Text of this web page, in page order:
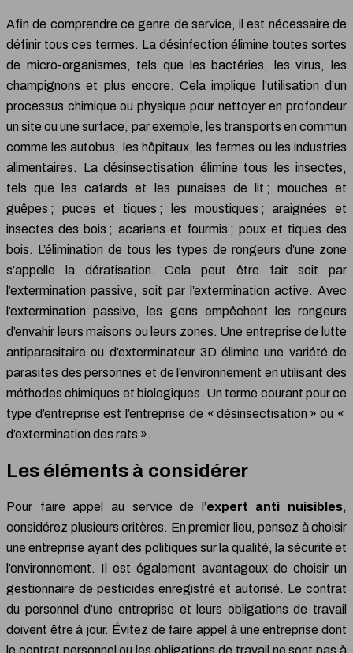
Afin de comprendre ce genre de service, il est nécessaire de
définir tous ces termes. La désinfection élimine toutes sortes
de micro-organismes, tels que les bactéries, les virus, les
champignons et plus encore. Cela implique l’utilisation d’un
processus chimique ou physique pour nettoyer en profondeur
un site ou une surface, par exemple, les transports en commun
comme les autobus, les hôpitaux, les fermes ou les industries
alimentaires. La désinsectisation élimine tous les insectes,
tels que les cafards et les punaises de lit ; mouches et
guêpes ; puces et tiques ; les moustiques ; araignées et
insectes des bois ; acariens et fourmis ; poux et tiques des
bois. L’élimination de tous les types de rongeurs d’une zone
s’appelle la dératisation. Cela peut être fait soit par
l’extermination passive, soit par l’extermination active. Avec
l’extermination passive, les gens empêchent les rongeurs
d’envahir leurs maisons ou leurs zones. Une entreprise de lutte
antiparasitaire ou d’exterminateur 3D élimine une variété de
parasites des personnes et de l’environnement en utilisant des
méthodes chimiques et biologiques. Un terme courant pour ce
type d’entreprise est l’entreprise de « désinsectisation » ou «
d’extermination des rats ».
Les éléments à considérer
Pour faire appel au service de l’expert anti nuisibles,
considérez plusieurs critères. En premier lieu, pensez à choisir
une entreprise ayant des politiques sur la qualité, la sécurité et
l’environnement. Il est également avantageux de choisir un
gestionnaire de pesticides enregistré et autorisé. Le contrat
du personnel d’une entreprise et leurs obligations de travail
doivent être à jour. Évitez de faire appel à une entreprise dont